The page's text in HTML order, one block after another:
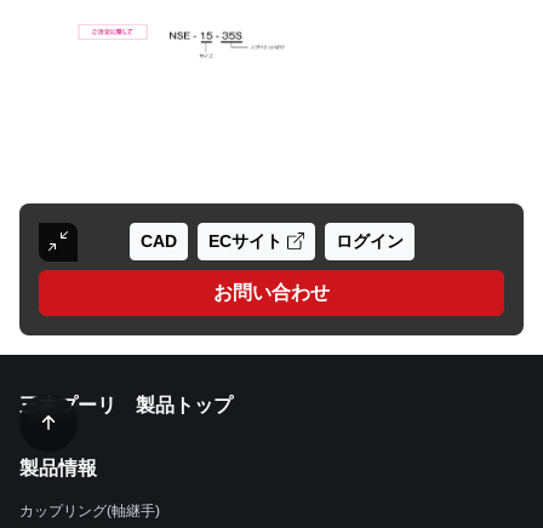
CAD ECサイト ログイン
お問い合わせ
三木プーリ 製品トップ
製品情報
カップリング(軸継手)